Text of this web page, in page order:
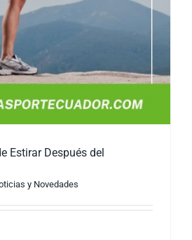
Estirar Después del
y Novedades